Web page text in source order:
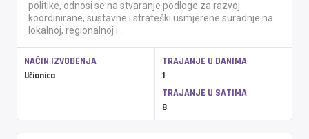
politike, odnosi se na stvaranje podloge za razvoj
koordinirane, sustavne i strateški usmjerene suradnje na
lokalnoj, regionalnoj i...
NAČIN IZVOĐENJA
Učionica
TRAJANJE U DANIMA
1
TRAJANJE U SATIMA
8